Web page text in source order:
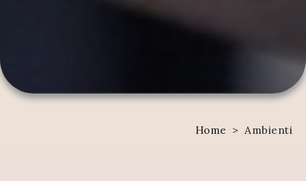
Home > Ambienti